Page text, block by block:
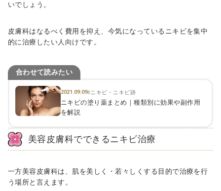
いでしょう。
皮膚科はなるべく費用を抑え、今気になっているニキビを集中
的に治療したい人向けです。
合わせて読みたい
2021.09.09#ニキビ・ニキビ跡
ニキビの塗り薬まとめ｜種類別に効果や副作用
を解説
美容皮膚科でできるニキビ治療
一方美容皮膚科は、肌を美しく・若々しくする目的で治療を行
う場所と言えます。